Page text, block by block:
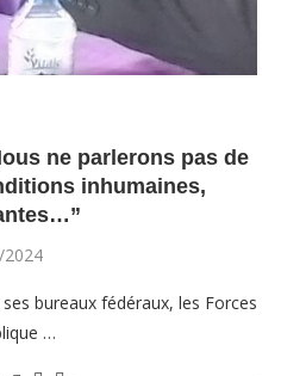
ne parlerons pas de
inhumaines,
bureaux fédéraux, les Forces
…